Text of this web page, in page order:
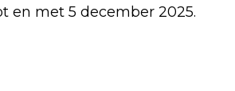
en met 5 december 2025.